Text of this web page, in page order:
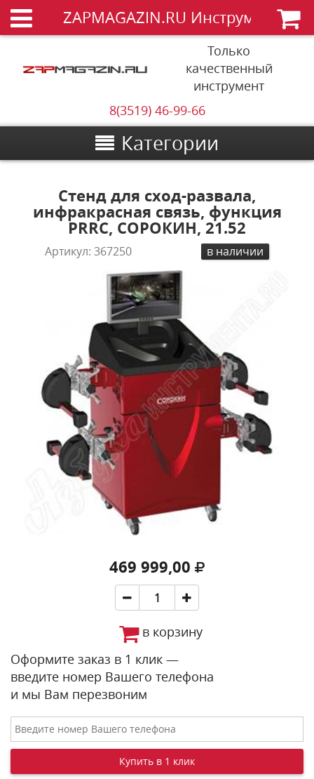
ZAPMAGAZIN.RU Инструменты
Только
качественный
инструмент
8(3519) 46-99-66
Категории
Стенд для сход-развала,
инфракрасная связь, функция
PRRC, СОРОКИН, 21.52
Артикул:367250 в наличии
469 999,00
в корзину
Оформите заказ в 1 клик —
введите номер Вашего телефона
и мы Вам перезвоним